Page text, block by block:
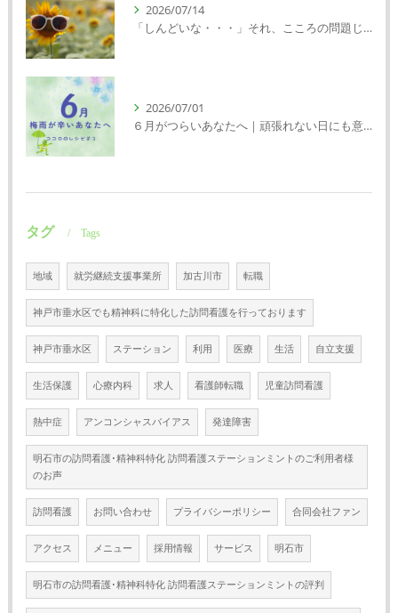
2026/07/14
「しんどいな・・・」それ、こころの問題じゃないかもしれません｜精神科特化訪問看護ミント【明石市・神戸市西区・垂水区】
2026/07/01
６月がつらいあなたへ｜頑張れない日にも意味がある
タグ Tags
地域 就労継続支援事業所 加古川市 転職
神戸市垂水区でも精神科に特化した訪問看護を行っております
神戸市垂水区 ステーション 利用 医療 生活 自立支援
生活保護 心療内科 求人 看護師転職 児童訪問看護
熱中症 アンコンシャスバイアス 発達障害
明石市の訪問看護･精神科特化 訪問看護ステーションミントのご利用者様
のお声
訪問看護 お問い合わせ プライバシーポリシー 合同会社ファン
アクセス メニュー 採用情報 サービス 明石市
明石市の訪問看護･精神科特化 訪問看護ステーションミントの評判